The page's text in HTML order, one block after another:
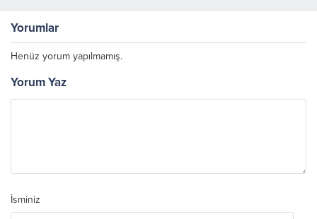
Yorumlar
Henüz yorum yapılmamış.
Yorum Yaz
İsminiz